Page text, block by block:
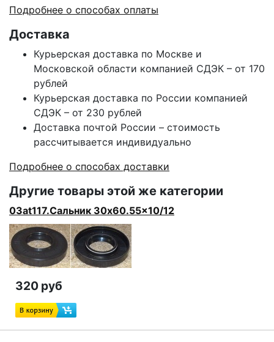
Подробнее о способах оплаты
Доставка
Курьерская доставка по Москве и
Московской области компанией СДЭК – от 170
рублей
Курьерская доставка по России компанией
СДЭК – от 230 рублей
Доставка почтой России – стоимость
рассчитывается индивидуально
Подробнее о способах доставки
Другие товары этой же категории
03at117.Сальник 30x60.55x10/12
320 руб